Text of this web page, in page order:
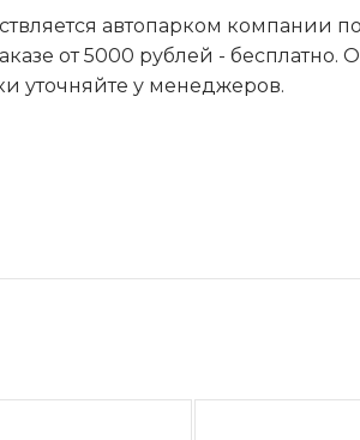
автопарком компании
от 5000 рублей - бесплатно.
уточняйте у менеджеров.